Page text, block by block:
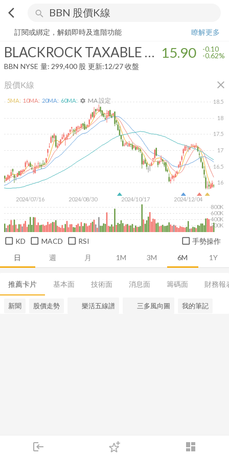
arrow_back_ios search
login dashboard
下單
BLACKROCK TAXABLE MUNICIPAL BOND TRUST
訂閱或綁定，解鎖即時及進階功能
瞭解更多
BLACKROCK TAXABLE MUNICIPAL BOND TRUST 15.90 -0.10
-0.62%
BBN NYSE 量: 299,400 股 更新:12/27 收盤
股價K線 close
日 週 月 1M 3M 6M 1Y
2024/07/16 2024/08/30 2024/10/17 2024/12/04
16
16.5
17
17.5
18
18.5
200K
400K
600K
800K
5MA: 10MA: 20MA: 60MA: settings MA 設定
KD MACD RSI 手勢操作
推薦卡片 基本面 技術面 消息面 籌碼面 財務報
新聞 股價走勢 樂活五線譜 三多風向圖 我的筆記